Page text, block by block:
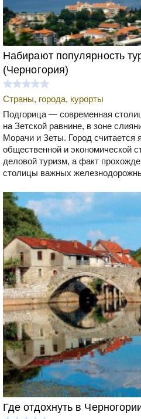
Набирают популярность
(Черногория)
Страны, города, курорты
Подгорица — современная
на Зетской равнине, в зоне
Морачи и Зеты. Город считается
общественной и экономической
деловой туризм, а факт
столицы важных
Где отдохнуть в